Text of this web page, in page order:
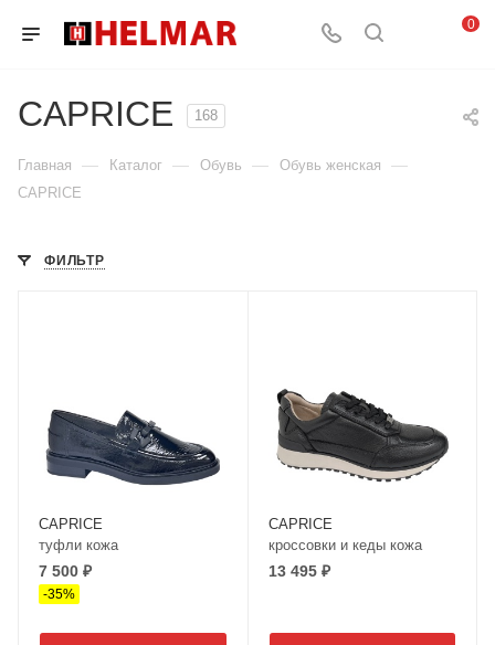
0
CAPRICE 168
Главная — Каталог — Обувь — Обувь женская —
CAPRICE
ФИЛЬТР
CAPRICE
туфли кожа
7 500 ₽
-35%
CAPRICE
кроссовки и кеды кожа
13 495 ₽